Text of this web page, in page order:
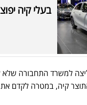
בעלי קיה
למשרד התחבורה שלא
קיה, במטרה לקדם